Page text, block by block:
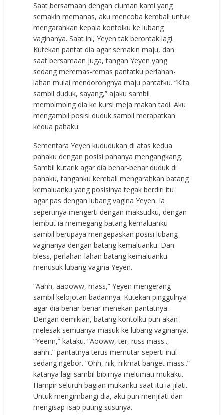
Saat bersamaan dengan ciuman kami yang
semakin memanas, aku mencoba kembali untuk
mengarahkan kepala kontolku ke lubang
vaginanya. Saat ini, Yeyen tak berontak lagi.
Kutekan pantat dia agar semakin maju, dan
saat bersamaan juga, tangan Yeyen yang
sedang meremas-remas pantatku perlahan-
lahan mulai mendorongnya maju pantatku. “Kita
sambil duduk, sayang,” ajaku sambil
membimbing dia ke kursi meja makan tadi. Aku
mengambil posisi duduk sambil merapatkan
kedua pahaku.
Sementara Yeyen kududukan di atas kedua
pahaku dengan posisi pahanya mengangkang.
Sambil kutarik agar dia benar-benar duduk di
pahaku, tanganku kembali mengarahkan batang
kemaluanku yang posisinya tegak berdiri itu
agar pas dengan lubang vagina Yeyen. Ia
sepertinya mengerti dengan maksudku, dengan
lembut ia memegang batang kemaluanku
sambil berupaya mengepaskan posisi lubang
vaginanya dengan batang kemaluanku. Dan
bless, perlahan-lahan batang kemaluanku
menusuk lubang vagina Yeyen.
“Aahh, aaooww, mass,” Yeyen mengerang
sambil kelojotan badannya. Kutekan pinggulnya
agar dia benar-benar menekan pantatnya.
Dengan demikian, batang kontolku pun akan
melesak semuanya masuk ke lubang vaginanya.
“Yeenn,” kataku. “Aooww, ter, russ mass..,
aahh..” pantatnya terus memutar seperti inul
sedang ngebor. “Ohh, nik, nikmat banget mass..”
katanya lagi sambil bibirnya melumati mukaku.
Hampir seluruh bagian mukanku saat itu ia jilati.
Untuk mengimbangi dia, aku pun menjilati dan
mengisap-isap puting susunya.